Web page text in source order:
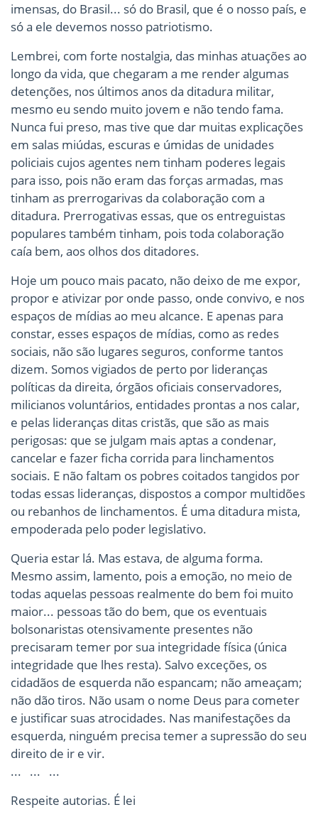
imensas, do Brasil... só do Brasil, que é o nosso país, e
só a ele devemos nosso patriotismo.
Lembrei, com forte nostalgia, das minhas atuações ao
longo da vida, que chegaram a me render algumas
detenções, nos últimos anos da ditadura militar,
mesmo eu sendo muito jovem e não tendo fama.
Nunca fui preso, mas tive que dar muitas explicações
em salas miúdas, escuras e úmidas de unidades
policiais cujos agentes nem tinham poderes legais
para isso, pois não eram das forças armadas, mas
tinham as prerrogarivas da colaboração com a
ditadura. Prerrogativas essas, que os entreguistas
populares também tinham, pois toda colaboração
caía bem, aos olhos dos ditadores.
Hoje um pouco mais pacato, não deixo de me expor,
propor e ativizar por onde passo, onde convivo, e nos
espaços de mídias ao meu alcance. E apenas para
constar, esses espaços de mídias, como as redes
sociais, não são lugares seguros, conforme tantos
dizem. Somos vigiados de perto por lideranças
políticas da direita, órgãos oficiais conservadores,
milicianos voluntários, entidades prontas a nos calar,
e pelas lideranças ditas cristãs, que são as mais
perigosas: que se julgam mais aptas a condenar,
cancelar e fazer ficha corrida para linchamentos
sociais. E não faltam os pobres coitados tangidos por
todas essas lideranças, dispostos a compor multidões
ou rebanhos de linchamentos. É uma ditadura mista,
empoderada pelo poder legislativo.
Queria estar lá. Mas estava, de alguma forma.
Mesmo assim, lamento, pois a emoção, no meio de
todas aquelas pessoas realmente do bem foi muito
maior... pessoas tão do bem, que os eventuais
bolsonaristas otensivamente presentes não
precisaram temer por sua integridade física (única
integridade que lhes resta). Salvo exceções, os
cidadãos de esquerda não espancam; não ameaçam;
não dão tiros. Não usam o nome Deus para cometer
e justificar suas atrocidades. Nas manifestações da
esquerda, ninguém precisa temer a supressão do seu
direito de ir e vir.
... ... ...
Respeite autorias. É lei